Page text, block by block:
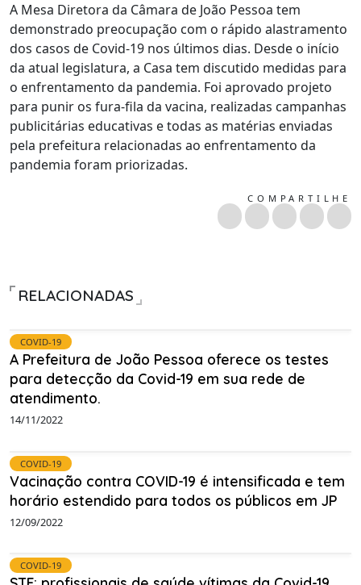
A Mesa Diretora da Câmara de João Pessoa tem
demonstrado preocupação com o rápido alastramento
dos casos de Covid-19 nos últimos dias. Desde o início
da atual legislatura, a Casa tem discutido medidas para
o enfrentamento da pandemia. Foi aprovado projeto
para punir os fura-fila da vacina, realizadas campanhas
publicitárias educativas e todas as matérias enviadas
pela prefeitura relacionadas ao enfrentamento da
pandemia foram priorizadas.
COMPARTILHE
RELACIONADAS
COVID-19
A Prefeitura de João Pessoa oferece os testes
para detecção da Covid-19 em sua rede de
atendimento.
14/11/2022
COVID-19
Vacinação contra COVID-19 é intensificada e tem
horário estendido para todos os públicos em JP
12/09/2022
COVID-19